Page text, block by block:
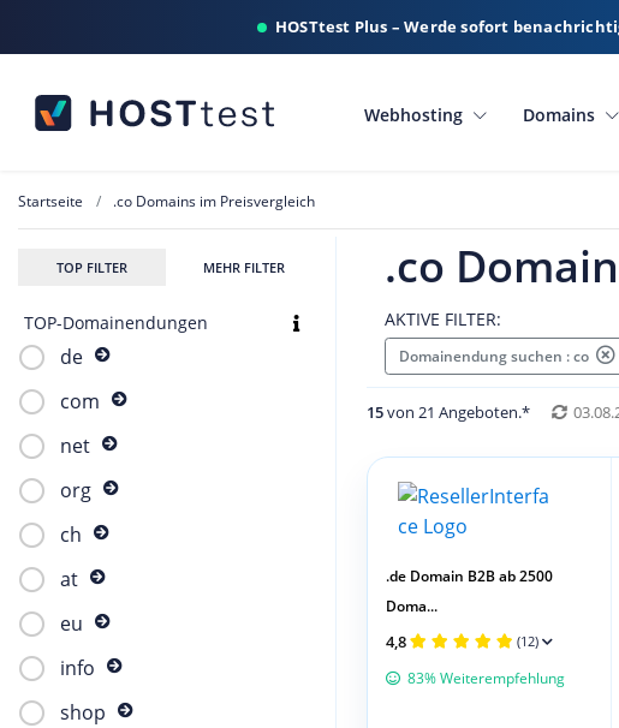
HOSTtest Plus – Werde sofort
Webhosting Domains
Startseite .co Domains im Preisvergleich
TOP FILTER MEHR FILTER
TOP-Domainendungen
de
com
net
org
ch
at
eu
info
shop
.co
AKTIVE FILTER:
Domainendung suchen : co
15von 21 Angeboten.*
.de Domain B2B ab 2500
Doma...
4,8 (12)
83% Weiterempfehlung